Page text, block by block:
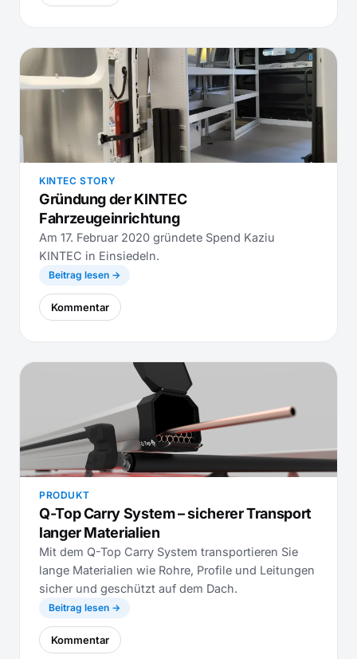
KINTEC STORY
Gründung der KINTEC
Fahrzeugeinrichtung
Am 17. Februar 2020 gründete Spend Kaziu
KINTEC in Einsiedeln.
Beitrag lesen →
Kommentar
PRODUKT
Q-Top Carry System – sicherer Transport
langer Materialien
Mit dem Q-Top Carry System transportieren Sie
lange Materialien wie Rohre, Profile und Leitungen
sicher und geschützt auf dem Dach.
Beitrag lesen →
Kommentar